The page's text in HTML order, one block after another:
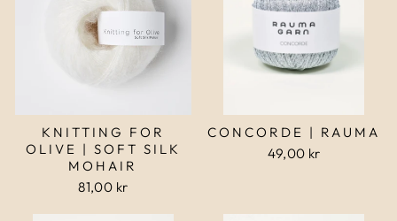
KNITTING FOR
OLIVE | SOFT SILK
MOHAIR
81,00 kr
CONCORDE | RAUMA
49,00 kr